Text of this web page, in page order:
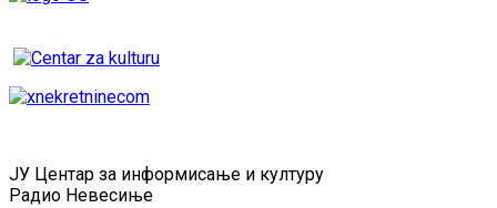
ЈУ Центар за информисање и културу
Радио Невесиње